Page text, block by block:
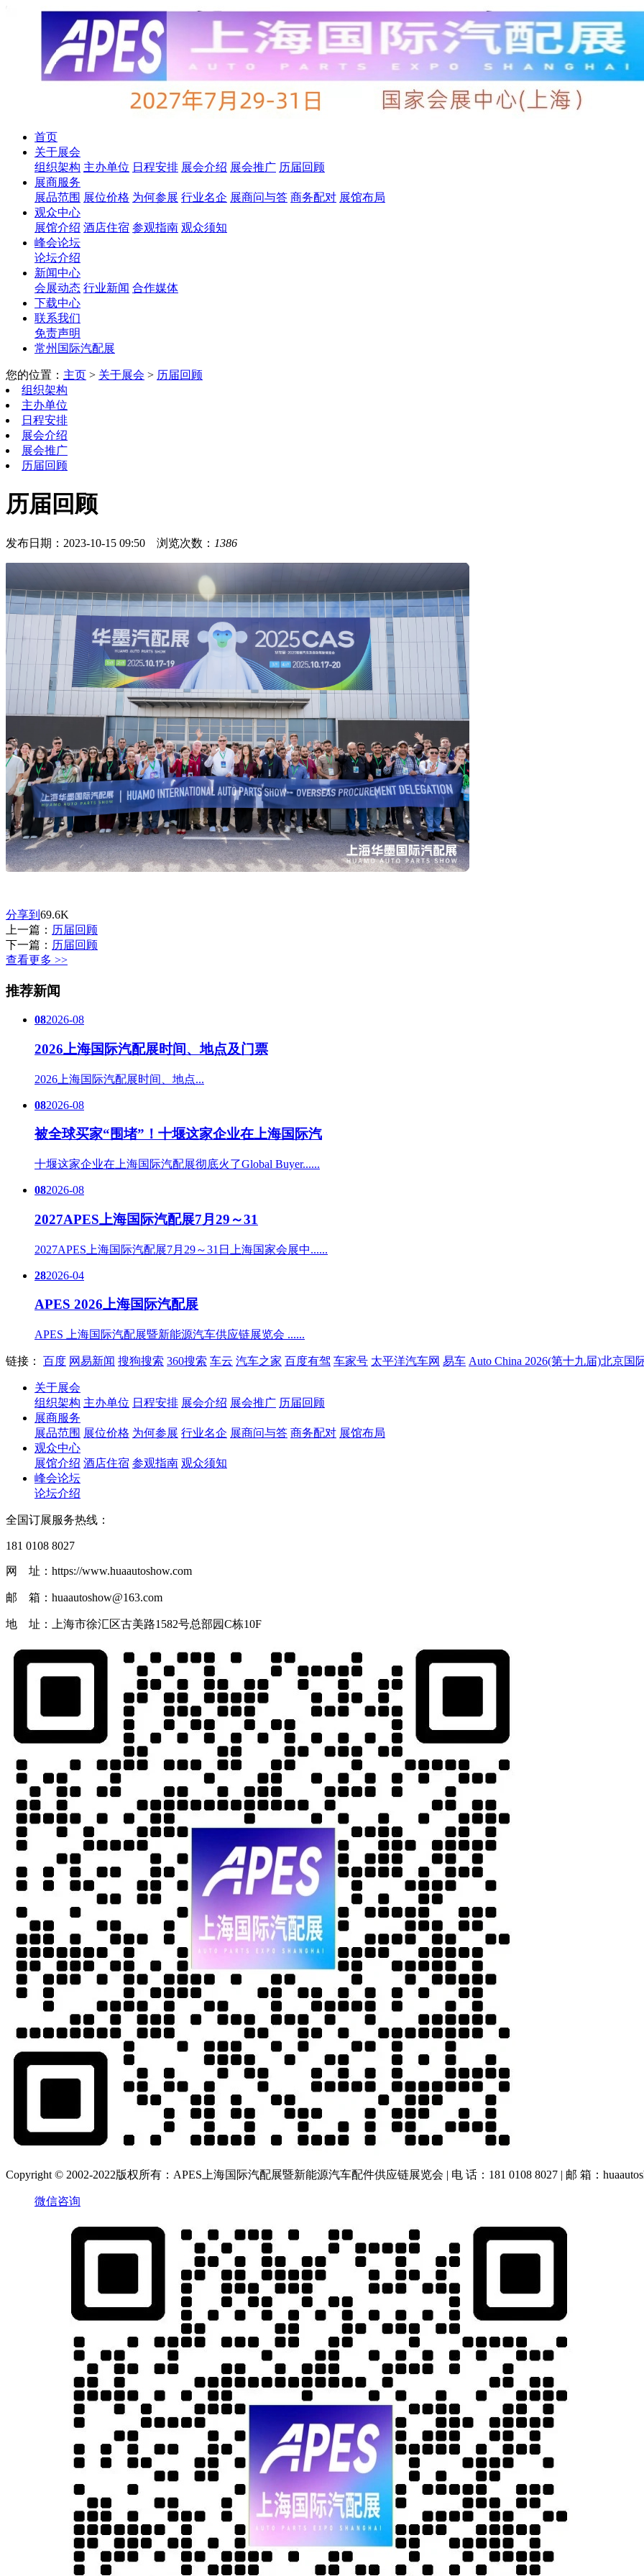
首页
关于展会
组织架构 主办单位 日程安排 展会介绍 展会推广 历届回顾
展商服务
展品范围 展位价格 为何参展 行业名企 展商问与答 商务配对 展馆布局
观众中心
展馆介绍 酒店住宿 参观指南 观众须知
峰会论坛
论坛介绍
新闻中心
会展动态 行业新闻 合作媒体
下载中心
联系我们
免责声明
常州国际汽配展
您的位置： 主页 > 关于展会 > 历届回顾
组织架构
主办单位
日程安排
展会介绍
展会推广
历届回顾
历届回顾
发布日期：2023-10-15 09:50 浏览次数： 1386
分享到 69.6K
上一篇： 历届回顾
下一篇： 历届回顾
查看更多 >>
推荐新闻
082026-08
2026上海国际汽配展时间、地点及门票
2026上海国际汽配展时间、地点...
082026-08
被全球买家“围堵”！十堰这家企业在上海国际汽
十堰这家企业在上海国际汽配展彻底火了Global Buyer......
082026-08
2027APES上海国际汽配展7月29～31
2027APES上海国际汽配展7月29～31日上海国家会展中......
282026-04
APES 2026上海国际汽配展
APES 上海国际汽配展暨新能源汽车供应链展览会 ......
链接： 百度 网易新闻 搜狗搜索 360搜索 车云 汽车之家 百度有驾 车家号 太平洋汽车网 易车 Auto China 2026(第十九届)北京国
关于展会
组织架构 主办单位 日程安排 展会介绍 展会推广 历届回顾
展商服务
展品范围 展位价格 为何参展 行业名企 展商问与答 商务配对 展馆布局
观众中心
展馆介绍 酒店住宿 参观指南 观众须知
峰会论坛
论坛介绍
全国订展服务热线：
181 0108 8027
网 址：https://www.huaautoshow.com
邮 箱：huaautoshow@163.com
地 址：上海市徐汇区古美路1582号总部园C栋10F
Copyright © 2002-2022版权所有：APES上海国际汽配展暨新能源汽车配件供应链展览会 | 电 话：181 0108 8027 | 邮 箱：
微信咨询